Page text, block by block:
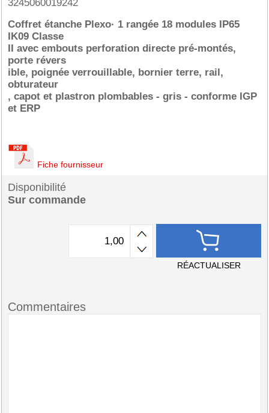
3245060019242
Coffret étanche Plexo· 1 rangée 18 modules IP65
IK09 Classe
II avec embouts perforation directe pré-montés,
porte révers
ible, poignée verrouillable, bornier terre, rail,
obturateur
, capot et plastron plombables - gris - conforme IGP
et ERP
Fiche fournisseur
Disponibilité
Sur commande
RÉACTUALISER
Commentaires